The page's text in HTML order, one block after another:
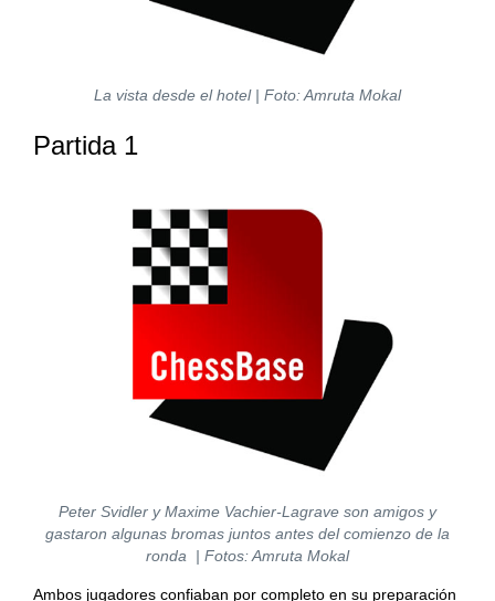
La vista desde el hotel | Foto: Amruta Mokal
Partida 1
Peter Svidler y Maxime Vachier-Lagrave son amigos y
gastaron algunas bromas juntos antes del comienzo de la
ronda | Fotos: Amruta Mokal
Ambos jugadores confiaban por completo en su preparación